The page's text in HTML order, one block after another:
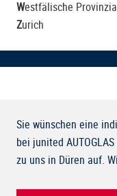
Westfälische
Zurich
Sie wünschen eine
bei junited
zu uns in Düren auf.